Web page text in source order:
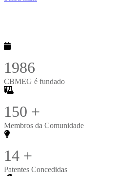
1986
CBMEG é fundado
150 +
Membros da Comunidade
14 +
Patentes Concedidas